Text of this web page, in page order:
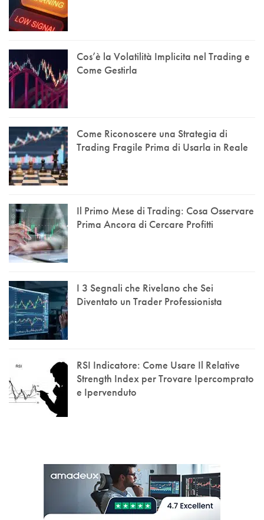
Cos’è la Volatilità Implicita nel Trading e
Come Gestirla
Come Riconoscere una Strategia di
Trading Fragile Prima di Usarla in Reale
Il Primo Mese di Trading: Cosa Osservare
Prima Ancora di Cercare Profitti
I 3 Segnali che Rivelano che Sei
Diventato un Trader Professionista
RSI Indicatore: Come Usare Il Relative
Strength Index per Trovare Ipercomprato
e Ipervenduto